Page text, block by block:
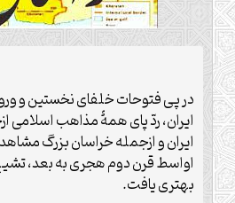
در پی فتوحات خلفای نخستین و
ایران، ردّ پای همۀ مذاهب اسلامی
ایران و ازجمله خراسان بزرگ
اواسط قرن دوم هجری به بعد،
بهتری یافت.